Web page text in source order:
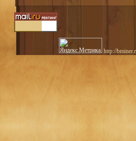
http://